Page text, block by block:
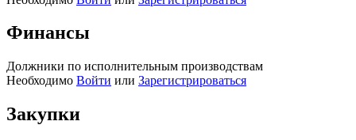
Финансы
Должники по исполнительным производствам
Необходимо Войти или Зарегистрироваться
Закупки